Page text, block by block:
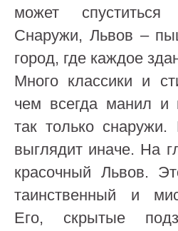
может
Снаружи, Львов –
город, где каждое
Много классики и
чем всегда манил и
так только
выглядит иначе. На
красочный Львов.
таинственный и
Его, скрытые